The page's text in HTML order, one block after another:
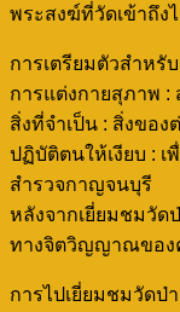
พระสงฆ์ที่วัดเข้าถึ
การเตรียมตัวสำหรั
การแต่งกายสุภาพ :
สิ่งที่จำเป็น : สิ่งขอ
ปฏิบัติตนให้เงียบ :
สำรวจกาญจนบุรี
หลังจากเยี่ยมชมวัด
ทางจิตวิญญาณของ
การไปเยี่ยมชมวัด